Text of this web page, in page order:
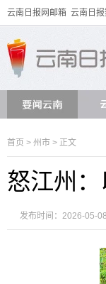
云南日报网邮箱 云南日
首页 > 州市 > 正文
怒江州
发布时间：2026-05-